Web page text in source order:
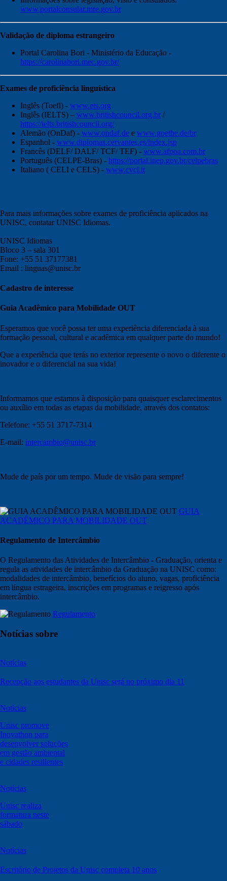
www.portalconsular.mre.gov.br
Validação de diploma estrangeiro
Portal Carolina Bori - Ministério da Educação -
https://carolinabori.mec.gov.br/
Exames de proficiência linguística
Inglês (Toefl) - www.ets.org
Inglês (IELTS) – www.britishcouncil.org.br /
https://ielts.britishcouncil.org/
Alemão (OnDaf) - www.ondaf.de e www.goethe.de/br
Espanhol - www.diplomas.cervantes.es/index.jsp
Francês (DELF/ DALF/ TCF/ TEF) - www.afpoa.com.br
Português (CELPE-Bras) - https://portal.inep.gov.br/celpebras
Italiano ( CELI e CELS) - www.cvcl.it
Para mais informações sobre exames de proficiência aplicados na
UNISC, contatar UNISC Idiomas.
UNISC Idiomas
Bloco 3 – sala 301
Fone: +55 51 37177381
Email : linguas@unisc.br
Cadastro de interesse
Guia Acadêmico para Mobilidade OUT
Esperamos que você possa ter uma experiência diferenciada à sua
formação pessoal, cultural e acadêmica em qualquer parte do mundo!
Que a experiência que terás no exterior represente o novo o diferente o
inovador e o diferencial na sua vida!
Informamos que estamos à disposição para quaisquer esclarecimentos
ou auxílio em todas as etapas da mobilidade, através dos contatos:
Telefone: +55 51 3717-7314
E-mail: intercambio@unisc.br
Mude de país por um tempo. Mude de visão para sempre!
GUIA
ACADÊMICO PARA MOBILIDADE OUT
Regulamento de Intercâmbio
O Regulamento das Atividades de Intercâmbio - Graduação, orienta e
regula as atividades de intercâmbio da Graduação na UNISC como:
modalidades de intercâmbio, benefícios do aluno, vagas, proficiência
em língua estrageira, inscrições em programas e reigresso após
intercâmbio.
Regulamento
Notícias sobre
Notícias
Recepção aos estudantes da Unisc será no próximo dia 11
Notícias
Unisc promove
Inovathon para
desenvolver soluções
em gestão ambiental
e cidades resilientes
Notícias
Unisc realiza
formatura neste
sábado
Notícias
Escritório de Projetos da Unisc completa 10 anos